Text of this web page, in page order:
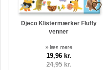
Djeco Klistermærker Fluffy
venner
» læs mere
19,96 kr.
24,95kr.